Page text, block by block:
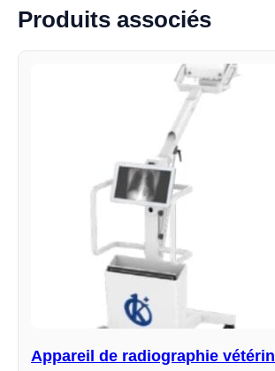
Produits associés
Appareil de radiographie